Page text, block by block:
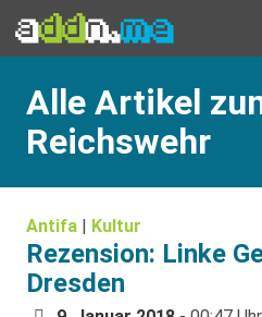
Alle Artikel
Reichswehr
Antifa | Kultur
Rezension: Linke
Dresden